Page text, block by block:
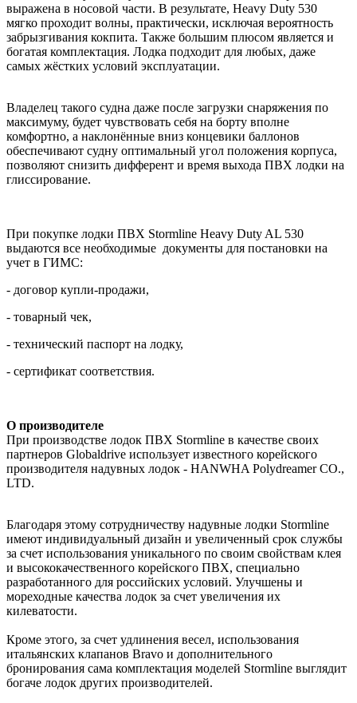
выражена в носовой части. В результате, Heavy Duty 530
мягко проходит волны, практически, исключая вероятность
забрызгивания кокпита. Также большим плюсом является и
богатая комплектация. Лодка подходит для любых, даже
самых жёстких условий эксплуатации.
Владелец такого судна даже после загрузки снаряжения по
максимуму, будет чувствовать себя на борту вполне
комфортно, а наклонённые вниз концевики баллонов
обеспечивают судну оптимальный угол положения корпуса,
позволяют снизить дифферент и время выхода ПВХ лодки на
глиссирование.
При покупке лодки ПВХ Stormline Heavy Duty AL 530
выдаются все необходимые документы для постановки на
учет в ГИМС:
- договор купли-продажи,
- товарный чек,
- технический паспорт на лодку,
- сертификат соответствия.
О производителе
При производстве лодок ПВХ Stormline в качестве своих
партнеров Globaldrive использует известного корейского
производителя надувных лодок - HANWHA Polydreamer CO.,
LTD.
Благодаря этому сотрудничеству надувные лодки Stormline
имеют индивидуальный дизайн и увеличенный срок службы
за счет использования уникального по своим свойствам клея
и высококачественного корейского ПВХ, специально
разработанного для российских условий. Улучшены и
мореходные качества лодок за счет увеличения их
килеватости.
Кроме этого, за счет удлинения весел, использования
итальянских клапанов Bravo и дополнительного
бронирования сама комплектация моделей Stormline выглядит
богаче лодок других производителей.